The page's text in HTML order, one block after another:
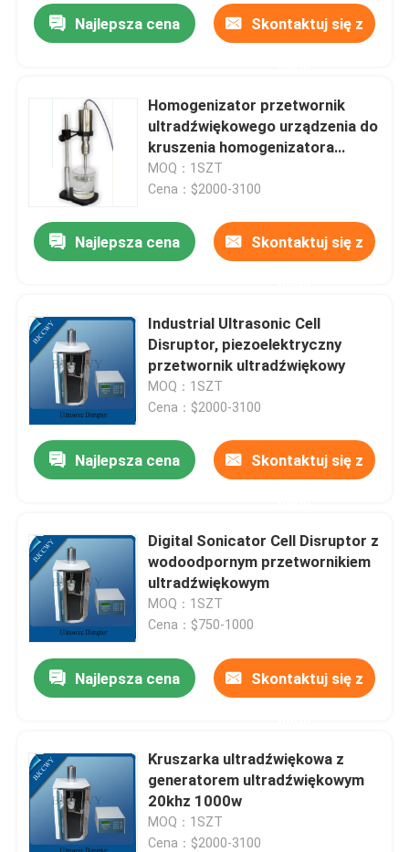
Najlepsza cena Skontaktuj się z
Homogenizator przetwornik
ultradźwiękowego urządzenia do
kruszenia homogenizatora
kawitacji urządzenia
MOQ：1SZT
Cena：$2000-3100
Najlepsza cena Skontaktuj się z
Industrial Ultrasonic Cell
Disruptor, piezoelektryczny
przetwornik ultradźwiękowy
MOQ：1SZT
Cena：$2000-3100
Najlepsza cena Skontaktuj się z
Digital Sonicator Cell Disruptor z
wodoodpornym przetwornikiem
ultradźwiękowym
MOQ：1SZT
Cena：$750-1000
Najlepsza cena Skontaktuj się z
Kruszarka ultradźwiękowa z
generatorem ultradźwiękowym
20khz 1000w
MOQ：1SZT
Cena：$2000-3100